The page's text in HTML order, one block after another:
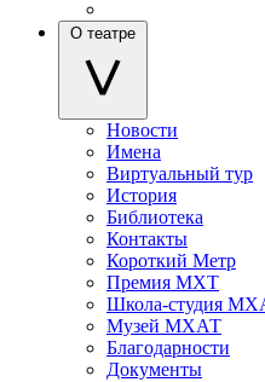
О театре
Новости
Имена
Виртуальный тур
История
Библиотека
Контакты
Короткий Метр
Премия МХТ
Школа-студия
Музей МХАТ
Благодарности
Документы